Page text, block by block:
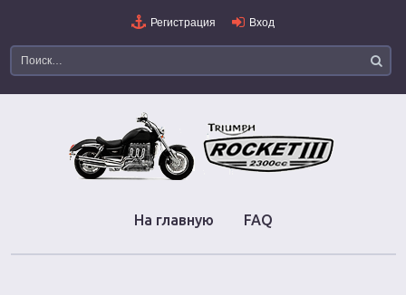
Регистрация Вход
На главную FAQ